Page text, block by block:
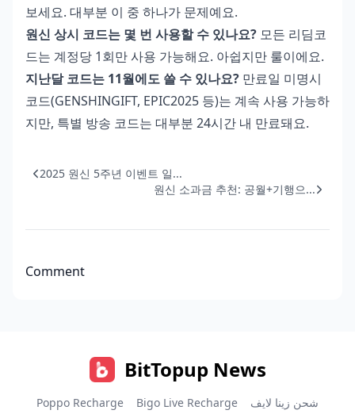
보세요. 대부분 이 중 하나가 문제예요.
원신 상시 코드는 몇 번 사용할 수 있나요? 모든 리딤코
드는 계정당 1회만 사용 가능해요. 아쉽지만 룰이에요.
지난달 코드는 11월에도 쓸 수 있나요? 만료일 미명시
코드(GENSHINGIFT, EPIC2025 등)는 계속 사용 가능하
지만, 특별 방송 코드는 대부분 24시간 내 만료돼요.
2025 원신 5주년 이벤트 일...
원신 소과금 추천: 공월+기행으...
Comment
BitTopup News
Poppo Recharge Bigo Live Recharge
شحن زينا لايف